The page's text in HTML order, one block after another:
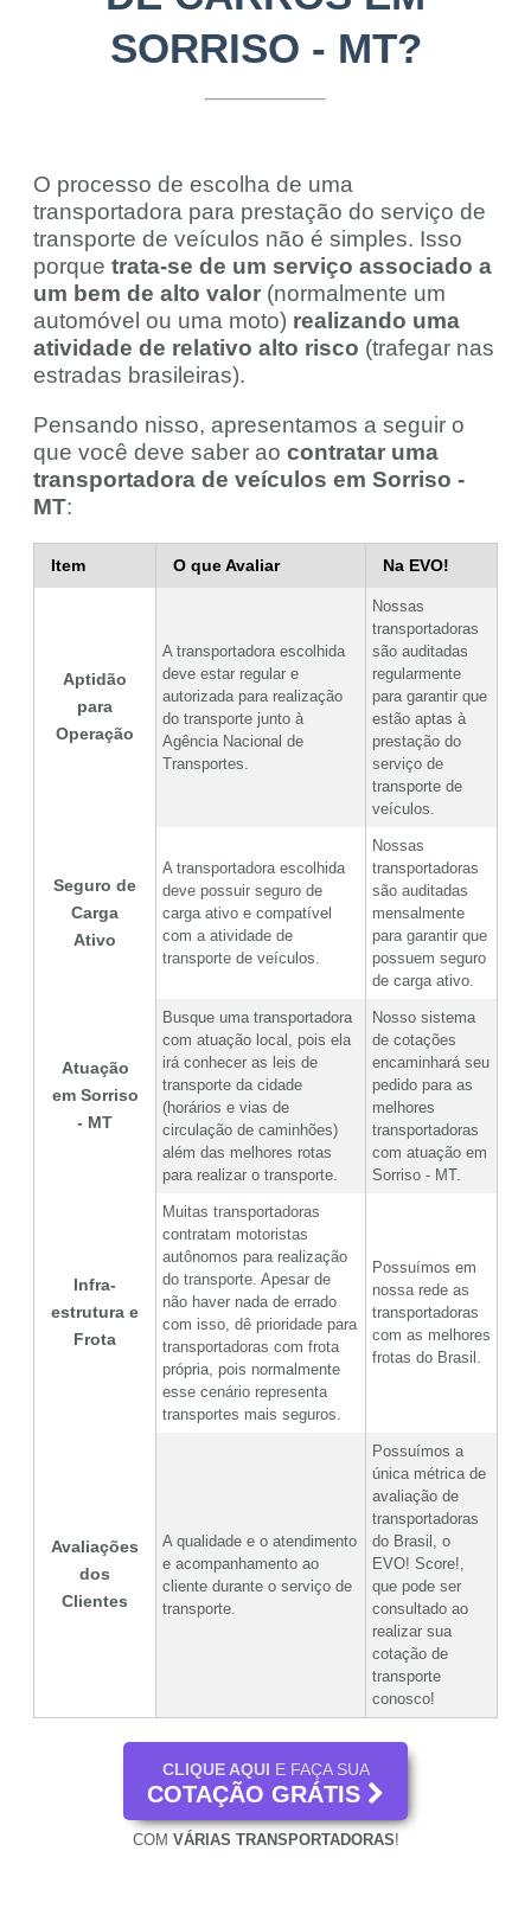
SORRISO - MT?
O processo de escolha de uma
transportadora para prestação do serviço de
transporte de veículos não é simples. Isso
porque trata-se de um serviço associado a
um bem de alto valor (normalmente um
automóvel ou uma moto) realizando uma
atividade de relativo alto risco (trafegar nas
estradas brasileiras).
Pensando nisso, apresentamos a seguir o
que você deve saber ao contratar uma
transportadora de veículos em Sorriso -
MT:
Item O que Avaliar Na EVO!
Aptidão
para
Operação
A transportadora escolhida
deve estar regular e
autorizada para realização
do transporte junto à
Agência Nacional de
Transportes.
Nossas
transportadoras
são auditadas
regularmente
para garantir que
estão aptas à
prestação do
serviço de
transporte de
veículos.
Seguro de
Carga
Ativo
A transportadora escolhida
deve possuir seguro de
carga ativo e compatível
com a atividade de
transporte de veículos.
Nossas
transportadoras
são auditadas
mensalmente
para garantir que
possuem seguro
de carga ativo.
Atuação
em Sorriso
- MT
Busque uma transportadora
com atuação local, pois ela
irá conhecer as leis de
transporte da cidade
(horários e vias de
circulação de caminhões)
além das melhores rotas
para realizar o transporte.
Nosso sistema
de cotações
encaminhará seu
pedido para as
melhores
transportadoras
com atuação em
Sorriso - MT.
Infra-
estrutura e
Frota
Muitas transportadoras
contratam motoristas
autônomos para realização
do transporte. Apesar de
não haver nada de errado
com isso, dê prioridade para
transportadoras com frota
própria, pois normalmente
esse cenário representa
transportes mais seguros.
Possuímos em
nossa rede as
transportadoras
com as melhores
frotas do Brasil.
Avaliações
dos
Clientes
A qualidade e o atendimento
e acompanhamento ao
cliente durante o serviço de
transporte.
Possuímos a
única métrica de
avaliação de
transportadoras
do Brasil, o
EVO! Score!,
que pode ser
consultado ao
realizar sua
cotação de
transporte
conosco!
CLIQUE AQUI E FAÇA SUA
COTAÇÃO GRÁTIS
COM VÁRIAS TRANSPORTADORAS!